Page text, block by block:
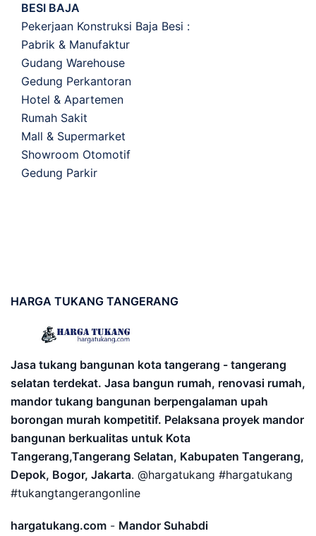
BESI BAJA
Pekerjaan Konstruksi Baja Besi :
Pabrik & Manufaktur
Gudang Warehouse
Gedung Perkantoran
Hotel & Apartemen
Rumah Sakit
Mall & Supermarket
Showroom Otomotif
Gedung Parkir
HARGA TUKANG TANGERANG
Jasa tukang bangunan kota tangerang - tangerang
selatan terdekat. Jasa bangun rumah, renovasi rumah,
mandor tukang bangunan berpengalaman upah
borongan murah kompetitif. Pelaksana proyek mandor
bangunan berkualitas untuk Kota
Tangerang,Tangerang Selatan, Kabupaten Tangerang,
Depok, Bogor, Jakarta. @hargatukang #hargatukang
#tukangtangerangonline
hargatukang.com - Mandor Suhabdi